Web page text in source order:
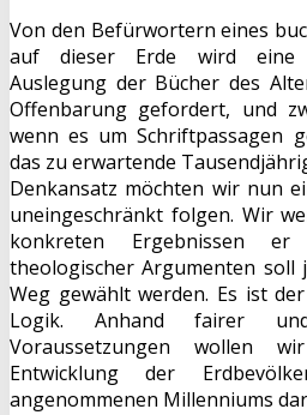
Von den Befürwortern eines
auf dieser Erde wird eine
Auslegung der Bücher des
Offenbarung gefordert, und
wenn es um Schriftpassagen
das zu erwartende
Denkansatz möchten wir nun
uneingeschränkt folgen. Wir
konkreten Ergebnissen
theologischer Argumenten soll
Weg gewählt werden. Es ist
Logik. Anhand fairer
Voraussetzungen wollen
Entwicklung der
angenommenen Millenniums